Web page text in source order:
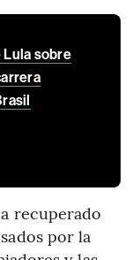
Lula sobre
recuperado
por la